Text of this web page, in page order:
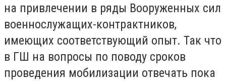
на привлечении в ряды Вооруженных сил
военнослужащих-контрактников,
имеющих соответствующий опыт. Так что
в ГШ на вопросы по поводу сроков
проведения мобилизации отвечать пока